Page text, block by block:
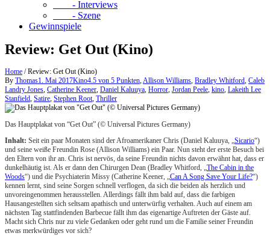
- Interviews
- Szene
Gewinnspiele
Review: Get Out (Kino)
Home /Review: Get Out (Kino)
By Thomas1. Mai 2017Kino4.5 von 5 Punkten,Allison Williams, Bradley Whitford, Caleb
Landry Jones, Catherine Keener, Daniel Kaluuya, Horror, Jordan Peele, kino, Lakeith Lee
Stanfield, Satire, Stephen Root, Thriller
Das Hauptplakat von “Get Out” (© Universal Pictures Germany)
Inhalt: Seit ein paar Monaten sind der Afroamerikaner Chris (Daniel Kaluuya, „Sicario“)
und seine weiße Freundin Rose (Allison Williams) ein Paar. Nun steht der erste Besuch bei
den Eltern von ihr an. Chris ist nervös, da seine Freundin nichts davon erwähnt hat, dass er
dunkelhäutig ist. Als er dann den Chirurgen Dean (Bradley Whitford, „The Cabin in the
Woods“) und die Psychiaterin Missy (Catherine Keener, „Can A Song Save Your Life?“)
kennen lernt, sind seine Sorgen schnell verflogen, da sich die beiden als herzlich und
unvoreingenommen herausstellen. Allerdings fällt ihm bald auf, dass die farbigen
Hausangestellten sich seltsam apathisch und unterwürfig verhalten. Auch auf einem am
nächsten Tag stattfindenden Barbecue fällt ihm das eigenartige Auftreten der Gäste auf.
Macht sich Chris nur zu viele Gedanken oder geht rund um die Familie seiner Freundin
etwas merkwürdiges vor sich?